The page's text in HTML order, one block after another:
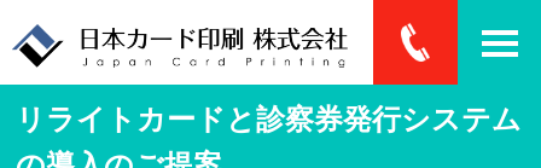
リライトカードと診察券発行システム